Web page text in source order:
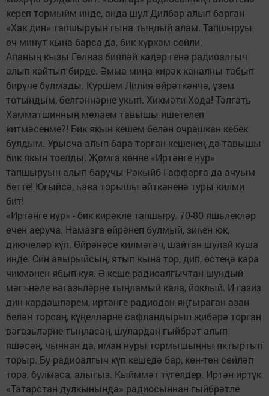
кереп тормыйм инде, анда шул Дилбәр алып барган
«Хак дин» тапшыруын гына тыңлый алам. Тапшыруы
өч минут кына барса да, бик күркәм сөйли.
Апаның кызы Гөлназ бияләй кадәр генә радиоалгыч
алып кайтып бирде. Әмма миңа кирәк каналны табып
бирүче булмады. Күршем Лилия өйрәткәнчә, үзем
тотындым, белгәннәрне укып. Хикмәти Хода! Тәлгать
Хамматшинның мөлаем тавышы ишетелеп
китмәсенме?! Бик якын кешем белән очрашкан кебек
булдым. Урысча алып бара торган кешенең дә тавышы
бик якын тоелды. Җомга көнне «Иртәнге нур»
тапшыруын алып баручы Рәкыйб Гаффарга да ачуым
бетте! Югыйсә, һава торышы әйткәненә туры килми
бит!
«Иртәнге нур» - бик кирәкле тапшыру. 70-80 яшьлекләр
өчен аеруча. Намазга өйрәнеп булмый, зиһен юк,
диючеләр күп. Өйрәнәсе килмәгәч, шайтан шулай куша
инде. Син авырыйсың, ятып кына тор, дип, өстеңә кара
чикмәнен ябып куя. Ә кеше радиоалгычтан шундый
мәгънәле вәгазьләрне тыңламый кала, йок­лый. И газиз
дин кардәшләрем, иртәнге радиодан яңгыраган азан
белән торсаң, күңелләрне сафландырып җибәрә торган
вәгазьләрне тыңласаң, шулардан гыйб­рәт алып
яшәсәң, чыннан да, иман нуры тормышыңны яктыртып
торыр. Бу радиоалгыч күп кешедә бар, көн-төн сөйләп
тора, булмаса, алыгыз. Кыйммәт түгелдер. Иртән иртүк
«Татарстан дулкынында» радиосыннан гыйбрәтле